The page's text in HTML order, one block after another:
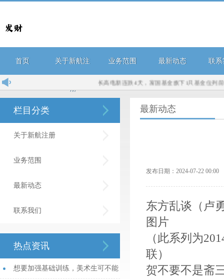
首页 关于新航注
册
业务范围 最新动态 联系
长高电新连跌4天，富国基金旗下1只基金位列前十
栏目分类
关于新航注册
业务范围
最新动态
联系我们
热点资讯
想要加强基础训练，美术生可不能
最新动态
发布日期：2024-07-22
东方乱谈（卢
图片
（此系列为
联）
贺不要不是斋